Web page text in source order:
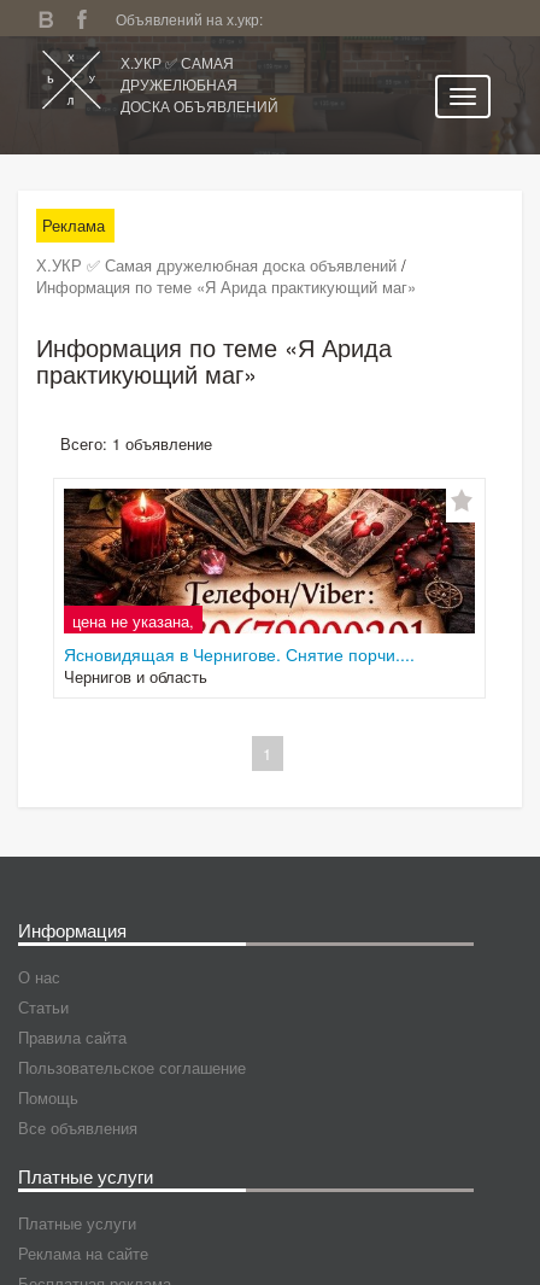
Объявлений на х.укр:
Х.УКР ✅ САМАЯ
ДРУЖЕЛЮБНАЯ
ДОСКА ОБЪЯВЛЕНИЙ
Чернигов и область
Категории
Избранное
Поиск по сайту
Реклама
Х.УКР ✅ Самая дружелюбная доска объявлений /
Информация по теме «Я Арида практикующий маг»
Информация по теме «Я Арида
практикующий маг»
Всего: 1 объявление
цена не указана,
Ясновидящая в Чернигове. Снятие порчи....
Чернигов и область
1
Информация
О нас
Статьи
Правила сайта
Пользовательское соглашение
Помощь
Все объявления
Платные услуги
Платные услуги
Реклама на сайте